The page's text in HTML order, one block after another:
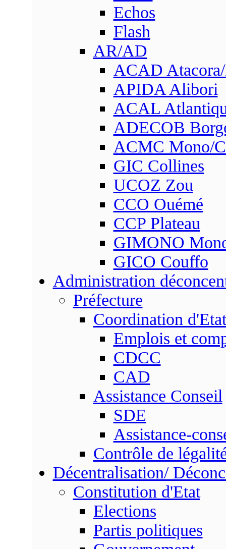
Echos
Flash
AR/AD
ACAD
APIDA Alibori
ACAL
ADECOB
ACMC Mono/
GIC Collines
UCOZ Zou
CCO Ouémé
CCP Plateau
GIMONO
GICO Couffo
Administration
Préfecture
Coordination d'Etat
Emplois et
CDCC
CAD
Assistance Conseil
SDE
Assistance-
Contrôle de
Décentralisation/
Constitution d'Etat
Elections
Partis politiques